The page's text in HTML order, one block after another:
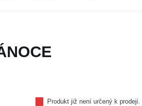
Produkt již není určený k prodeji.